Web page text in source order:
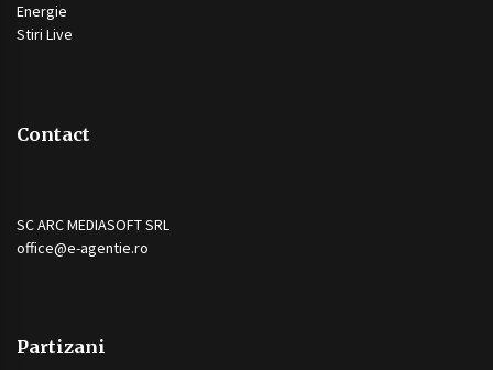
Energie
Stiri Live
Contact
SC ARC MEDIASOFT SRL
office@e-agentie.ro
Partizani